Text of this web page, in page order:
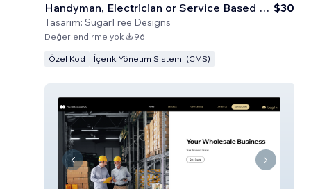
Handyman, Electrician or Service Based Business
Tasarım: SugarFree Designs
$30
Değerlendirme yok 96
Özel Kod İçerik Yönetim Sistemi (CMS)